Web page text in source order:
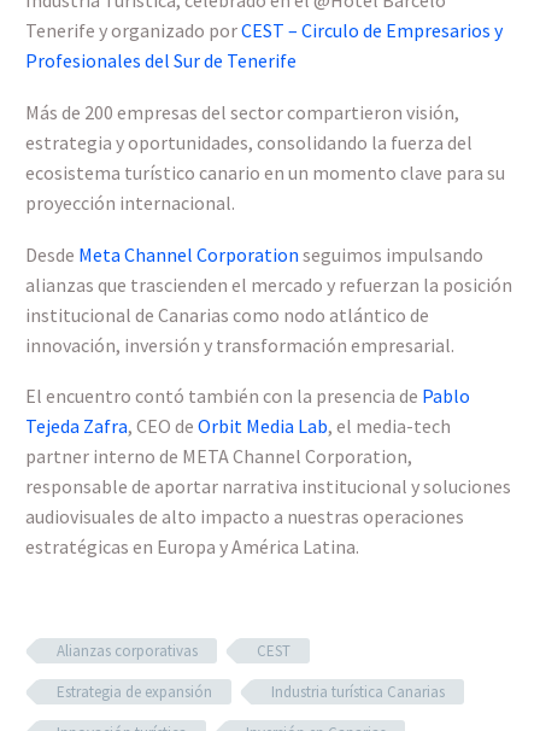
Tenerife y organizado porCEST – Circulo de Empresarios y
Profesionales del Sur de Tenerife
Más de 200 empresas del sector compartieron visión,
estrategia y oportunidades, consolidando la fuerza del
ecosistema turístico canario en un momento clave para su
proyección internacional.
Desde Meta Channel Corporation seguimos impulsando
alianzas que trascienden el mercado y refuerzan la posición
institucional de Canarias como nodo atlántico de
innovación, inversión y transformación empresarial.
El encuentro contó también con la presencia de Pablo
Tejeda Zafra, CEO de Orbit Media Lab, el media-tech
partner interno de META Channel Corporation,
responsable de aportar narrativa institucional y soluciones
audiovisuales de alto impacto a nuestras operaciones
estratégicas en Europa y América Latina.
Alianzas corporativas
CEST
Estrategia de expansión
Industria turística Canarias